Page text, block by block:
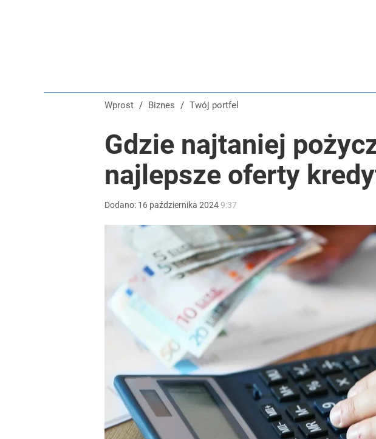
Wprost / Biznes / Twój portfel
Gdzie najtaniej
najlepsze oferty
Dodano: 16 października 20249:37